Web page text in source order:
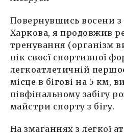
Повернувшись восени з
Харкова, я продовжив
тренування (організм
пік своєї спортивної
легкоатлетичній
місце в бігові на 5 км,
півфінальному забігу
майстри спорту з бігу.
На змаганнях з легкої